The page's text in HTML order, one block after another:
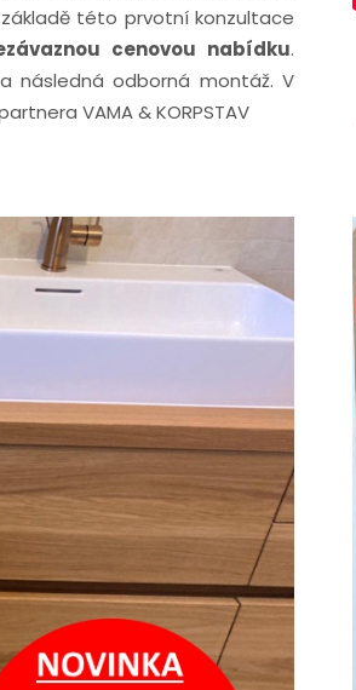
této prvotní konzultace
cenovou nabídku.
následná odborná montáž. V
VAMA & KORPSTAV